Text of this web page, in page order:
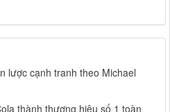
lược cạnh tranh theo Michael
thành thương hiệu số 1 toàn